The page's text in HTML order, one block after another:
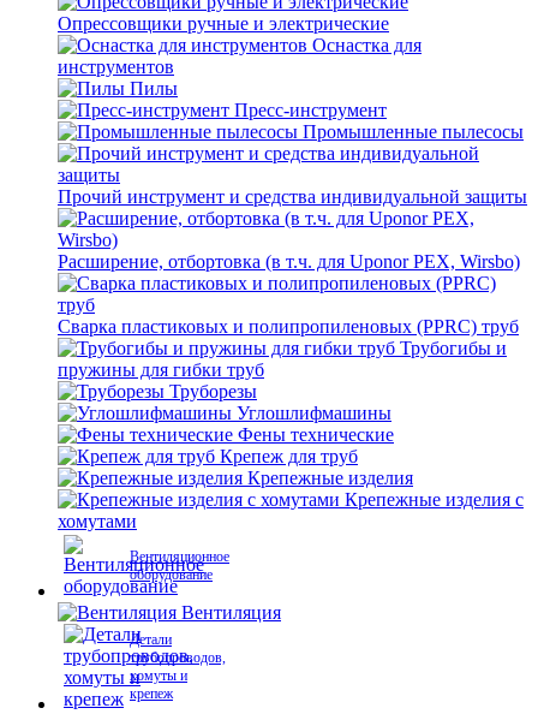
Опрессовщики ручные и электрические
Оснастка для
инструментов
Пилы
Пресс-инструмент
Промышленные пылесосы
Прочий инструмент и средства индивидуальной защиты
Расширение, отбортовка (в т.ч. для Uponor PEX, Wirsbo)
Сварка пластиковых и полипропиленовых (PPRC) труб
Трубогибы и
пружины для гибки труб
Труборезы
Углошлифмашины
Фены технические
Крепеж для труб
Крепежные изделия
Крепежные изделия с
хомутами
Вентиляционное
оборудование
Вентиляция
Детали
трубопроводов,
хомуты и
крепеж